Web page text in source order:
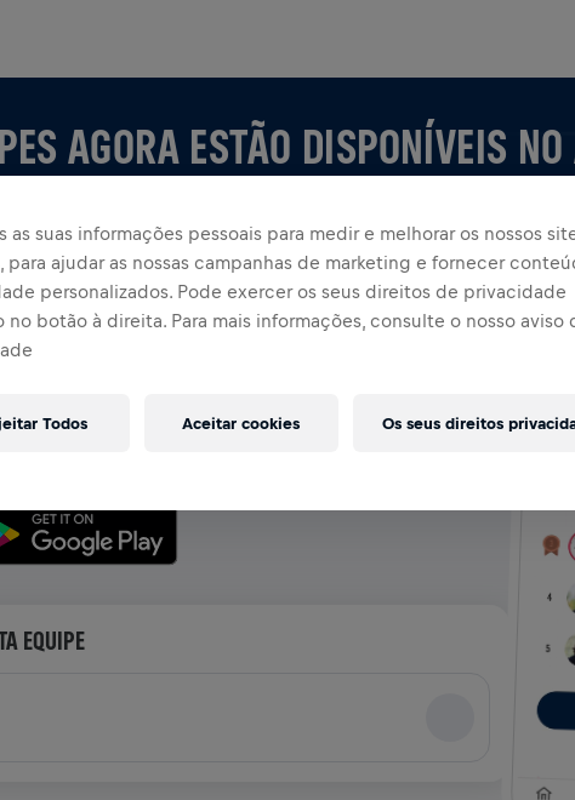
AGORA ESTÃO DISPONÍVEIS
ou crie a sua própria, explore tudo no app —
e celebre junto.
EQUIPE
as suas informações pessoais para medir e melhorar os nossos
para ajudar as nossas campanhas de marketing e fornecer
personalizados. Pode exercer os seus direitos de privacidade
no botão à direita. Para mais informações, consulte o nosso aviso
Os seus direitos
Todos Aceitar cookies